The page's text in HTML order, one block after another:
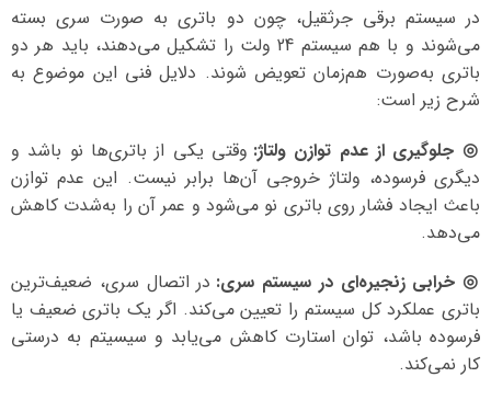
در سیستم برقی جرثقیل، چون دو باتری به صورت سری بسته
می‌شوند و با هم سیستم 24 ولت را تشکیل می‌دهند، باید هر دو
باتری به‌صورت هم‌زمان تعویض شوند. دلایل فنی این موضوع به
شرح زیر است:
◎ جلوگیری از عدم توازن ولتاژ: وقتی یکی از باتری‌ها نو باشد و
دیگری فرسوده، ولتاژ خروجی آن‌ها برابر نیست. این عدم توازن
باعث ایجاد فشار روی باتری نو می‌شود و عمر آن را به‌شدت کاهش
می‌دهد.
◎ خرابی زنجیره‌ای در سیستم سری: در اتصال سری، ضعیف‌ترین
باتری عملکرد کل سیستم را تعیین می‌کند. اگر یک باتری ضعیف یا
فرسوده باشد، توان استارت کاهش می‌یابد و سیسیتم به درستی
کار نمی‌کند.